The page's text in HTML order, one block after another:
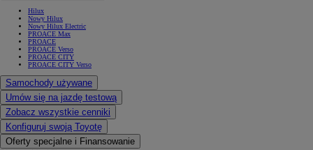
Hilux
Nowy Hilux
Nowy Hilux Electric
PROACE Max
PROACE
PROACE Verso
PROACE CITY
PROACE CITY Verso
Samochody używane
Umów się na jazdę testową
Zobacz wszystkie cenniki
Konfiguruj swoją Toyotę
Oferty specjalne i Finansowanie